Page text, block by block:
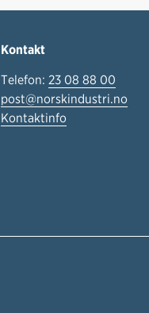
Kontakt
Telefon: 23 08 88 00
post@norskindustri.no
Kontaktinfo